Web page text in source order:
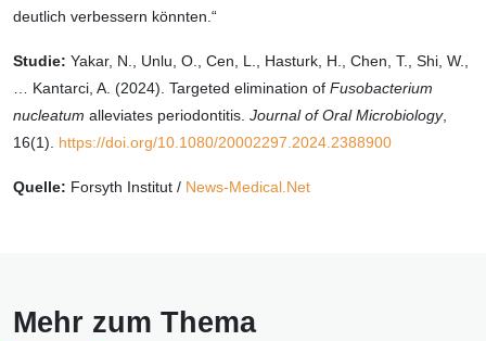
deutlich verbessern könnten.“
Studie: Yakar, N., Unlu, O., Cen, L., Hasturk, H., Chen, T., Shi, W.,
… Kantarci, A. (2024). Targeted elimination of Fusobacterium
nucleatum alleviates periodontitis. Journal of Oral Microbiology,
16(1). https://doi.org/10.1080/20002297.2024.2388900
Quelle: Forsyth Institut / News-Medical.Net
Mehr zum Thema